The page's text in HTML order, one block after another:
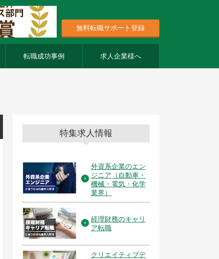
無料転職サポート登録
転職成功事例 求人企業様へ
特集求人情報
外資系企業のエン
ジニア（自動車・
機械・電気・化学
業界）
経理財務のキャリ
ア転職
クリエイティブデ